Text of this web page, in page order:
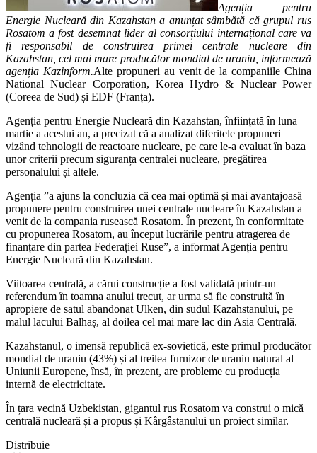
Agenția pentru
Energie Nucleară din Kazahstan a anunțat sâmbătă că grupul rus
Rosatom a fost desemnat lider al consorțiului internațional care va
fi responsabil de construirea primei centrale nucleare din
Kazahstan, cel mai mare producător mondial de uraniu, informează
agenția Kazinform.Alte propuneri au venit de la companiile China
National Nuclear Corporation, Korea Hydro & Nuclear Power
(Coreea de Sud) și EDF (Franța).
Agenția pentru Energie Nucleară din Kazahstan, înființată în luna
martie a acestui an, a precizat că a analizat diferitele propuneri
vizând tehnologii de reactoare nucleare, pe care le-a evaluat în baza
unor criterii precum siguranța centralei nucleare, pregătirea
personalului și altele.
Agenția ”a ajuns la concluzia că cea mai optimă și mai avantajoasă
propunere pentru construirea unei centrale nucleare în Kazahstan a
venit de la compania rusească Rosatom. În prezent, în conformitate
cu propunerea Rosatom, au început lucrările pentru atragerea de
finanțare din partea Federației Ruse”, a informat Agenția pentru
Energie Nucleară din Kazahstan.
Viitoarea centrală, a cărui construcție a fost validată printr-un
referendum în toamna anului trecut, ar urma să fie construită în
apropiere de satul abandonat Ulken, din sudul Kazahstanului, pe
malul lacului Balhaș, al doilea cel mai mare lac din Asia Centrală.
Kazahstanul, o imensă republică ex-sovietică, este primul producător
mondial de uraniu (43%) și al treilea furnizor de uraniu natural al
Uniunii Europene, însă, în prezent, are probleme cu producția
internă de electricitate.
În țara vecină Uzbekistan, gigantul rus Rosatom va construi o mică
centrală nucleară și a propus și Kârgâstanului un proiect similar.
Distribuie